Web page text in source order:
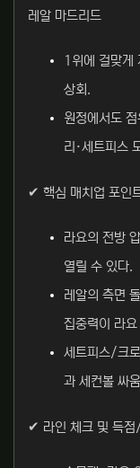
레알 마드리드
1위에 걸맞게
상회.
원정에서도
리·세트피스
✔ 핵심 매치업 포인
라요의 전방
열릴 수 있다.
레알의 측면
집중력이 라
세트피스/크
과 세컨볼 싸
✔ 라인 체크 및 득점